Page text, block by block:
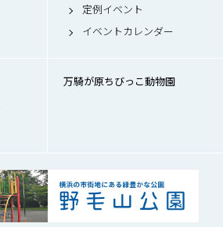
定例イベント
イベントカレンダー
万騎が原ちびっこ動物園